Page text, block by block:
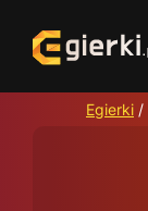
Egierki /